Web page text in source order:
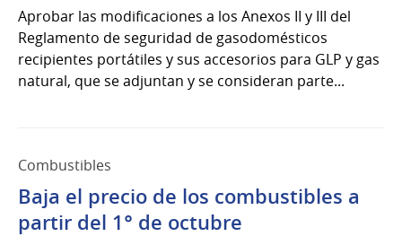
Aprobar las modificaciones a los Anexos II y III del
Reglamento de seguridad de gasodomésticos
recipientes portátiles y sus accesorios para GLP y gas
natural, que se adjuntan y se consideran parte...
Combustibles
Baja el precio de los combustibles a
partir del 1° de octubre